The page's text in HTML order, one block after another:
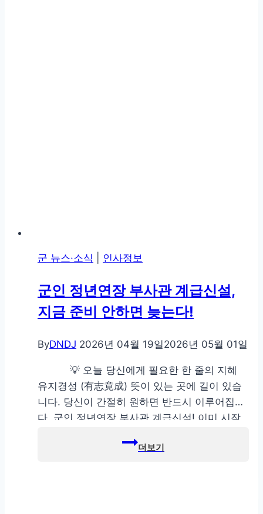
군 ​뉴스·소식 인사정보
군인 정년연장 부사관 계급신설,
지금 준비 안하면 늦는다!
ByDNDJ 2026년 04월 19일2026년 05월 01일
💡 오늘 당신에게 필요한 한 줄의 지혜
유지경성 (有志竟成) 뜻이 있는 곳에 길이 있습
니다. 당신이 간절히 원하면 반드시 이루어집니
다. 군인 정년연장 부사관 계급신설! 이미 시작
이 질문부터 드는 분들이 많을 겁니다. 또는 “이